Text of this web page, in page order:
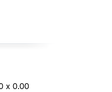
x 0.00